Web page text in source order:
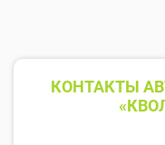
КОНТАКТЫ